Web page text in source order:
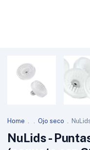
Home . . Ojo seco .
NuLids -